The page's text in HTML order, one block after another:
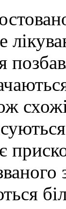
схожі